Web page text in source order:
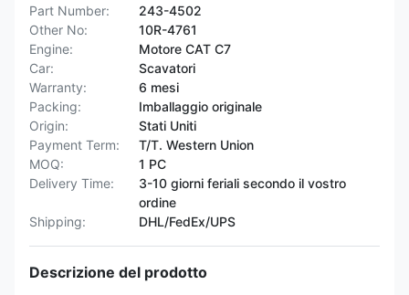
Part Number:
243-4502
Other No:
10R-4761
Engine:
Motore CAT C7
Car:
Scavatori
Warranty:
6 mesi
Packing:
Imballaggio originale
Origin:
Stati Uniti
Payment Term:
T/T. Western Union
MOQ:
1 PC
Delivery Time:
3-10 giorni feriali secondo il vostro
ordine
Shipping:
DHL/FedEx/UPS
Descrizione del prodotto